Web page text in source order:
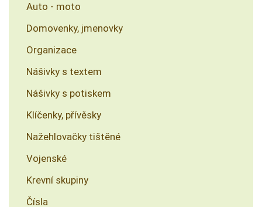
Auto - moto
Domovenky, jmenovky
Organizace
Nášivky s textem
Nášivky s potiskem
Klíčenky, přívěsky
Nažehlovačky tištěné
Vojenské
Krevní skupiny
Čísla